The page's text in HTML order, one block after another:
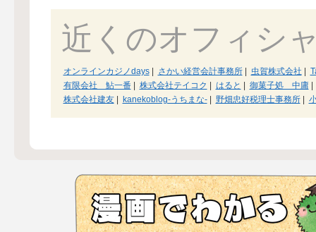
近くのオフィシ
オンラインカジノdays| さかい経営会計事務所| 虫賀株式会社
有限会社 鮎一番| 株式会社テイコク はると 御菓子処 中庸|
株式会社建友| kanekoblog-うちまな-| 野畑忠好税理士事務所|